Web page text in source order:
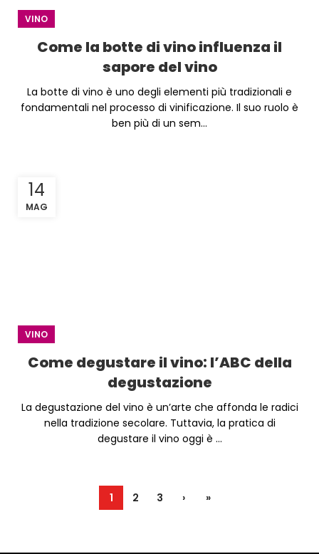
VINO
Come la botte di vino influenza il
sapore del vino
La botte di vino è uno degli elementi più tradizionali e
fondamentali nel processo di vinificazione. Il suo ruolo è
ben più di un sem...
14
MAG
VINO
Come degustare il vino: l’ABC della
degustazione
La degustazione del vino è un’arte che affonda le radici
nella tradizione secolare. Tuttavia, la pratica di
degustare il vino oggi è ...
1 2 3 › »